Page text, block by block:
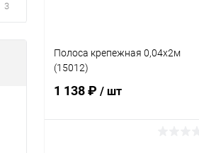
3
Полоса крепежная 0,04х2м
(15012)
1 138 ₽ / шт